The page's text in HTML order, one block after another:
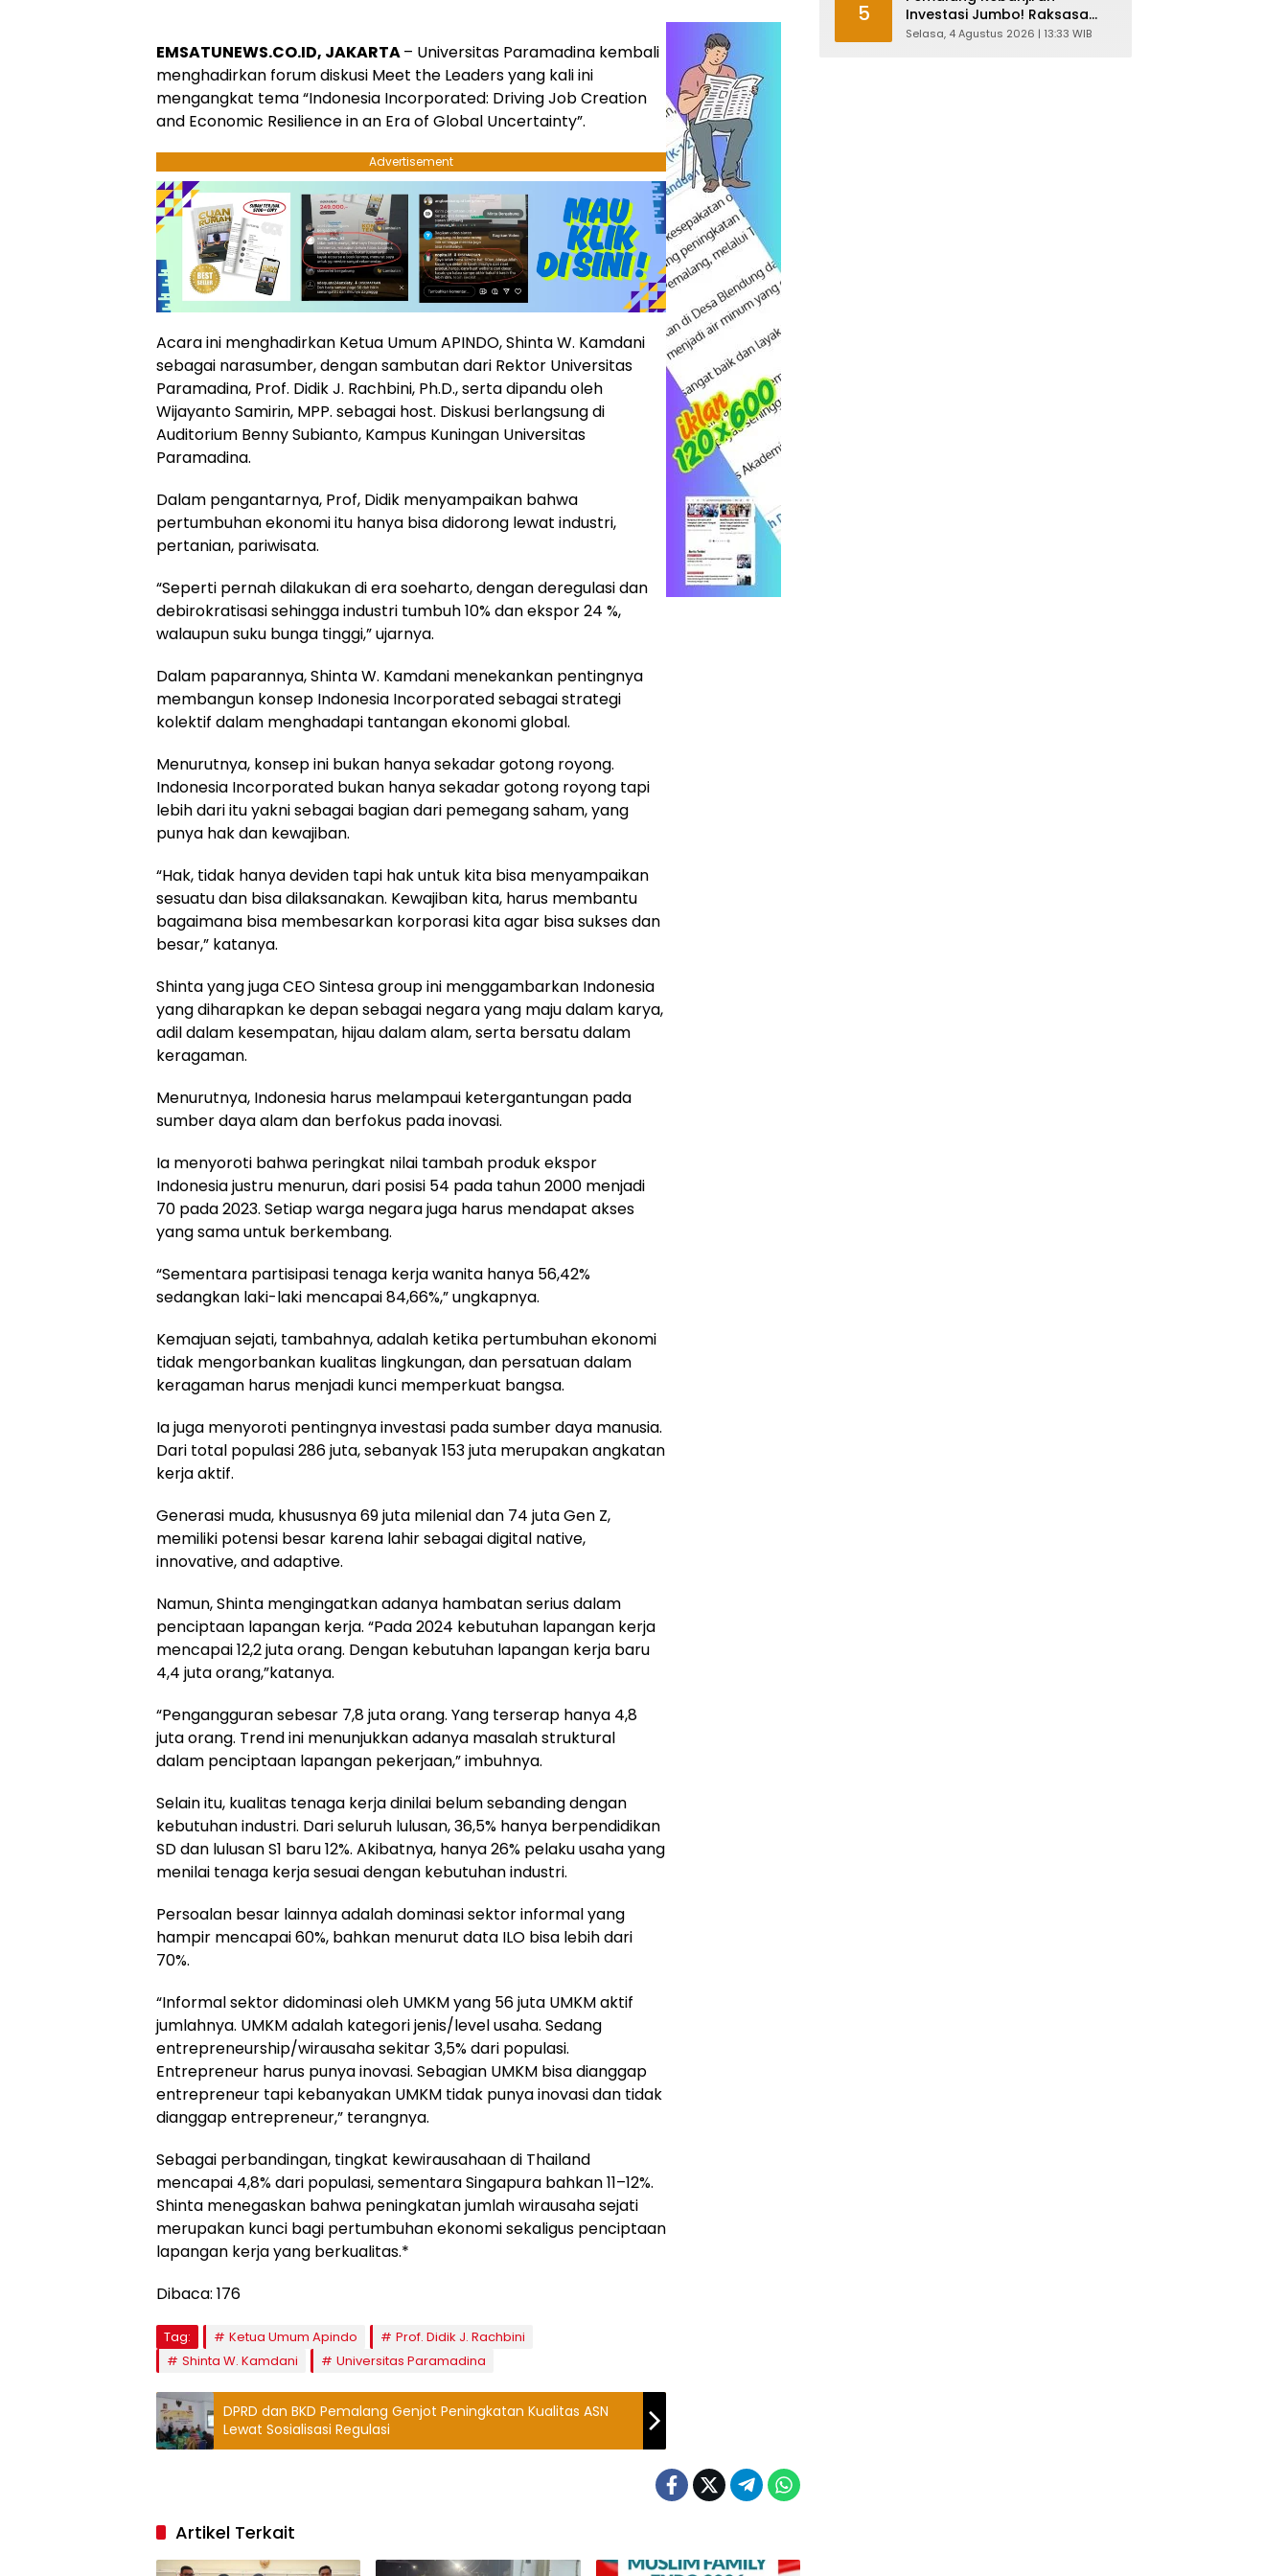
EMSATUNEWS.CO.ID, JAKARTA– Universitas Paramadina kembali
menghadirkan forum diskusi Meet the Leaders yang kali ini
mengangkat tema “Indonesia Incorporated: Driving Job Creation
and Economic Resilience in an Era of Global Uncertainty”.
Advertisement
Acara ini menghadirkan Ketua Umum APINDO, Shinta W. Kamdani
sebagai narasumber, dengan sambutan dari Rektor Universitas
Paramadina, Prof. Didik J. Rachbini, Ph.D., serta dipandu oleh
Wijayanto Samirin, MPP. sebagai host. Diskusi berlangsung di
Auditorium Benny Subianto, Kampus Kuningan Universitas
Paramadina.
Dalam pengantarnya, Prof, Didik menyampaikan bahwa
pertumbuhan ekonomi itu hanya bisa didorong lewat industri,
pertanian, pariwisata.
“Seperti pernah dilakukan di era soeharto, dengan deregulasi dan
debirokratisasi sehingga industri tumbuh 10% dan ekspor 24 %,
walaupun suku bunga tinggi,” ujarnya.
Dalam paparannya, Shinta W. Kamdani menekankan pentingnya
membangun konsep Indonesia Incorporated sebagai strategi
kolektif dalam menghadapi tantangan ekonomi global.
Menurutnya, konsep ini bukan hanya sekadar gotong royong.
Indonesia Incorporated bukan hanya sekadar gotong royong tapi
lebih dari itu yakni sebagai bagian dari pemegang saham, yang
punya hak dan kewajiban.
“Hak, tidak hanya deviden tapi hak untuk kita bisa menyampaikan
sesuatu dan bisa dilaksanakan. Kewajiban kita, harus membantu
bagaimana bisa membesarkan korporasi kita agar bisa sukses dan
besar,” katanya.
Shinta yang juga CEO Sintesa group ini menggambarkan Indonesia
yang diharapkan ke depan sebagai negara yang maju dalam karya,
adil dalam kesempatan, hijau dalam alam, serta bersatu dalam
keragaman.
Menurutnya, Indonesia harus melampaui ketergantungan pada
sumber daya alam dan berfokus pada inovasi.
Ia menyoroti bahwa peringkat nilai tambah produk ekspor
Indonesia justru menurun, dari posisi 54 pada tahun 2000 menjadi
70 pada 2023. Setiap warga negara juga harus mendapat akses
yang sama untuk berkembang.
“Sementara partisipasi tenaga kerja wanita hanya 56,42%
sedangkan laki-laki mencapai 84,66%,” ungkapnya.
Kemajuan sejati, tambahnya, adalah ketika pertumbuhan ekonomi
tidak mengorbankan kualitas lingkungan, dan persatuan dalam
keragaman harus menjadi kunci memperkuat bangsa.
Ia juga menyoroti pentingnya investasi pada sumber daya manusia.
Dari total populasi 286 juta, sebanyak 153 juta merupakan angkatan
kerja aktif.
Generasi muda, khususnya 69 juta milenial dan 74 juta Gen Z,
memiliki potensi besar karena lahir sebagai digital native,
innovative, and adaptive.
Namun, Shinta mengingatkan adanya hambatan serius dalam
penciptaan lapangan kerja. “Pada 2024 kebutuhan lapangan kerja
mencapai 12,2 juta orang. Dengan kebutuhan lapangan kerja baru
4,4 juta orang,”katanya.
“Pengangguran sebesar 7,8 juta orang. Yang terserap hanya 4,8
juta orang. Trend ini menunjukkan adanya masalah struktural
dalam penciptaan lapangan pekerjaan,” imbuhnya.
Selain itu, kualitas tenaga kerja dinilai belum sebanding dengan
kebutuhan industri. Dari seluruh lulusan, 36,5% hanya berpendidikan
SD dan lulusan S1 baru 12%. Akibatnya, hanya 26% pelaku usaha yang
menilai tenaga kerja sesuai dengan kebutuhan industri.
Persoalan besar lainnya adalah dominasi sektor informal yang
hampir mencapai 60%, bahkan menurut data ILO bisa lebih dari
70%.
“Informal sektor didominasi oleh UMKM yang 56 juta UMKM aktif
jumlahnya. UMKM adalah kategori jenis/level usaha. Sedang
entrepreneurship/wirausaha sekitar 3,5% dari populasi.
Entrepreneur harus punya inovasi. Sebagian UMKM bisa dianggap
entrepreneur tapi kebanyakan UMKM tidak punya inovasi dan tidak
dianggap entrepreneur,” terangnya.
Sebagai perbandingan, tingkat kewirausahaan di Thailand
mencapai 4,8% dari populasi, sementara Singapura bahkan 11–12%.
Shinta menegaskan bahwa peningkatan jumlah wirausaha sejati
merupakan kunci bagi pertumbuhan ekonomi sekaligus penciptaan
lapangan kerja yang berkualitas.*
Dibaca: 176
Tag: Ketua Umum Apindo
Prof. Didik J. Rachbini
Shinta W. Kamdani
Universitas Paramadina
DPRD dan BKD Pemalang Genjot Peningkatan Kualitas ASN
Lewat Sosialisasi Regulasi
Artikel Terkait
5
Investasi Jumbo! Raksasa
Garmen Jepang Siap Bangun
Selasa, 4 Agustus 2026 | 13:33 WIB